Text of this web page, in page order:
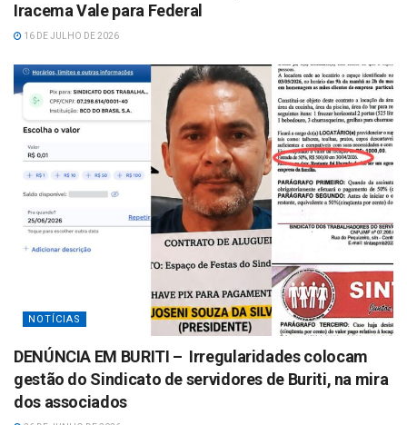
Iracema Vale para Federal
16 DE JULHO DE 2026
NOTÍCIAS
DENÚNCIA EM BURITI – Irregularidades colocam
gestão do Sindicato de servidores de Buriti, na mira
dos associados